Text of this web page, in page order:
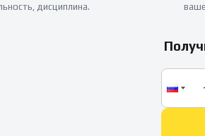
дисциплина.